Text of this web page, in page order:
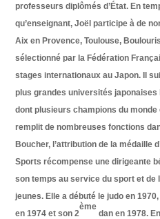
professeurs diplômés d’État. En
qu’enseignant, Joël participe à de
Aix en Provence, Toulouse,
sélectionné par la Fédération
stages internationaux au Japon. Il
plus grandes universités
dont plusieurs champions du
remplit de nombreuses fonctions
Boucher, l’attribution de la médaille
Sports récompense une dirigeante
son temps au service du sport et de
jeunes. Elle a débuté le judo en
en 1974 et son 2
ème
dan en 1978.